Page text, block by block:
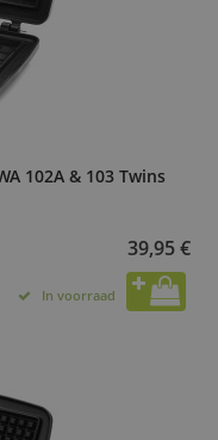
102A & 103 Twins
39,95 €
In voorraad